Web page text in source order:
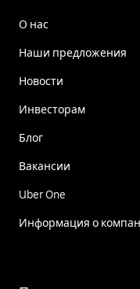
О нас
Наши предложения
Новости
Инвесторам
Блог
Вакансии
Uber One
Информация о